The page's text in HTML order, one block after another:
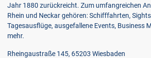
Jahr 1880 zurückreicht. Zum umfangreichen
Rhein und Neckar gehören: Schifffahrten,
Tagesausflüge, ausgefallene Events, Business
mehr.
Rheingaustraße 145, 65203 Wiesbaden